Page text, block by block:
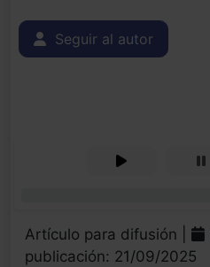
Seguir al autor
Artículo para difusión |
publicación: 21/09/2025